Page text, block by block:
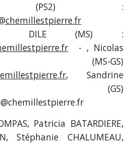
(PS2) :
DILE (MS) :
- , Nicolas
(MS-GS)
, Sandrine
(GS)
Patricia BATARDIERE,
Stéphanie CHALUMEAU,